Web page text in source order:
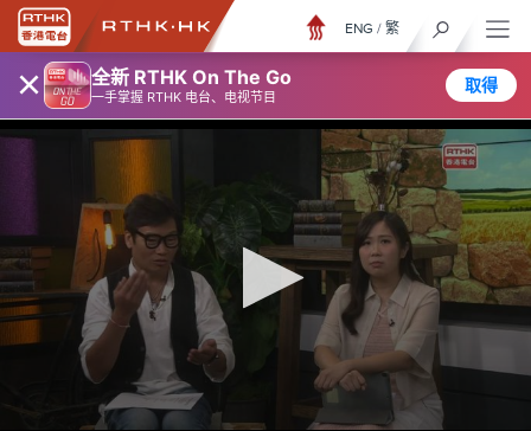
× 全新 RTHK On The Go
一手掌握 RTHK 电台、电视节目
取得
ENG / 繁